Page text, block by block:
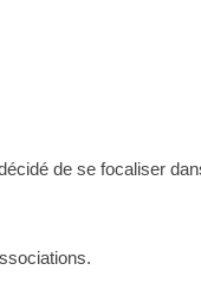
de se focaliser